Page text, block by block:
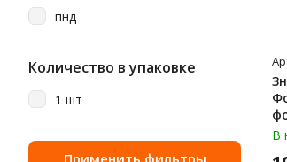
пнд
Количество в упаковке
1 шт
В